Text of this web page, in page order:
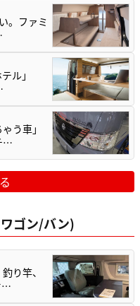
。ファミ
ル」
う車」
…
ゴン/バン)
り竿、
…